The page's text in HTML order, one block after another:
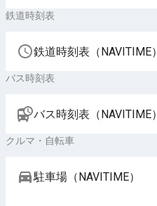
鉄道時刻表
鉄道時刻表（NAVITIME）
バス時刻表
バス時刻表（NAVITIME）
クルマ・自転車
駐車場（NAVITIME）